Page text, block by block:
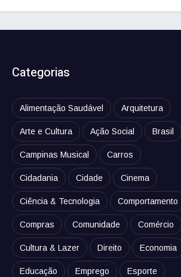
Categorias
Alimentação Saudável Arquitetura
Arte e Cultura Ação Social Brasil
Campinas Musical Carros
Cidadania Cidade Cinema
Ciência & Tecnologia Comportamento
Compras Comunidade Comércio
Cultura & Lazer Direito Economia
Educação Emprego Esporte